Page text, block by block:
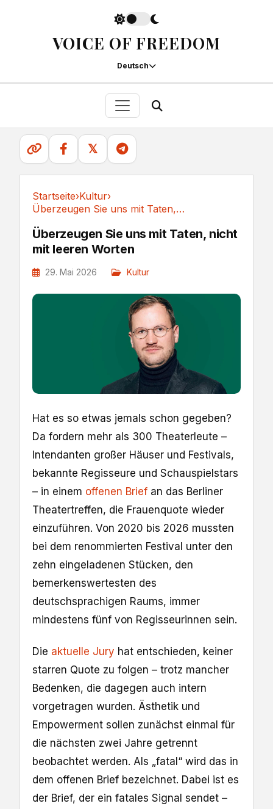
VOICE OF FREEDOM
Deutsch
𝕏
Startseite›Kultur›
Überzeugen Sie uns mit Taten, nicht mit leeren Worten
Überzeugen Sie uns mit Taten, nicht
mit leeren Worten
29. Mai 2026 Kultur
Hat es so etwas jemals schon gegeben?
Da fordern mehr als 300 Theaterleute ­–
Intendanten großer Häuser und Festivals,
bekannte Regisseure und Schauspielstars
– in einem offenen Brief an das Berliner
Theatertreffen, die Frauenquote wieder
einzuführen. Von 2020 bis 2026 mussten
bei dem renommierten Festival unter den
zehn eingeladenen Stücken, den
bemerkenswertesten des
deutschsprachigen Raums, immer
mindestens fünf von Regisseurinnen sein.
Die aktuelle Jury hat entschieden, keiner
starren Quote zu folgen – trotz mancher
Bedenken, die dagegen auch intern
vorgetragen wurden. Ästhetik und
Empowerment sollen zunächst einmal für
die nächsten zwei Jahre getrennt
beobachtet werden. Als „fatal“ wird das in
dem offenen Brief bezeichnet. Dabei ist es
der Brief, der ein fatales Signal sendet –